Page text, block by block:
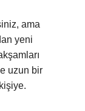
ama
yeni
uzun bir